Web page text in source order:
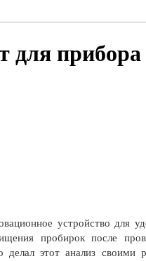
для прибора
устройство для
пробирок после
делал этот анализ своими